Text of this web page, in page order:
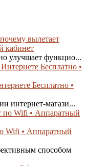
вылетает
кабинет
улучшает функцио...
Бесплатно •
интернет-магази...
Wifi • Аппаратный
способом